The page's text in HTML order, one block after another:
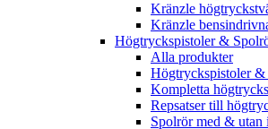
Kränzle
Kränzle
Högtryckspistoler &
Alla produkter
Högtryckspistoler &
Kompletta
Repsatser till
Spolrör med & utan